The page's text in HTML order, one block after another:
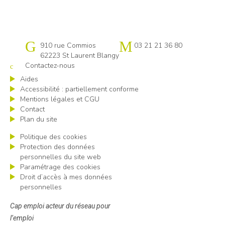
Cap emploi Pas-de-Calais centre
910 rue Commios
62223 St Laurent Blangy
03 21 21 36 80
Contactez-nous
Aides
Accessibilité : partiellement conforme
Mentions légales et CGU
Contact
Plan du site
Politique des cookies
Protection des données
personnelles du site web
Paramétrage des cookies
Droit d’accès à mes données
personnelles
Cap emploi acteur du réseau pour
l’emploi